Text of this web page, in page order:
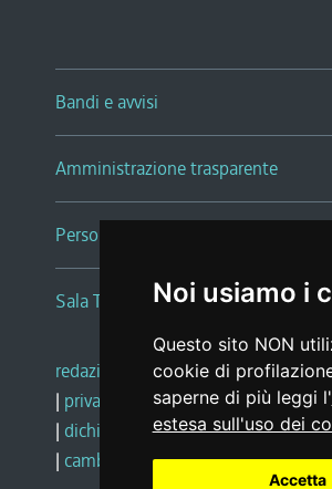
Noi usiamo i
Questo sito NON
cookie di
saperne di più leggi l'
estesa sull'uso dei
Accetta
Bandi e avvisi
Amministrazione trasparente
Persone e Uffici
Sala Tiziano Tessitori
redazione web |note legali |
| privacy
social media policy
| dichiarazione di accessibilità |
| cambio preferenze cookie